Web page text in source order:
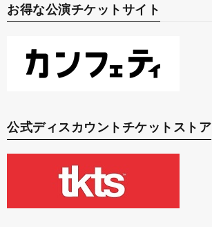
お得な公演チケットサイト
公式ディスカウントチケットストア